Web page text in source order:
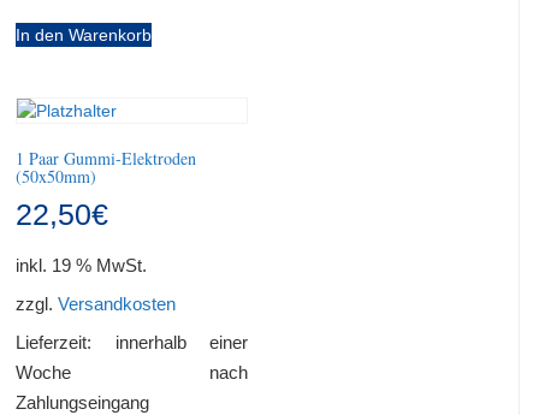
In den Warenkorb
1 Paar Gummi-Elektroden
(50x50mm)
22,50€
inkl. 19 % MwSt.
zzgl.Versandkosten
Lieferzeit: innerhalb einer
Woche nach
Zahlungseingang